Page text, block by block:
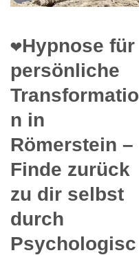
❤️Hypnose für
persönliche
Transformatio
n in
Römerstein –
Finde zurück
zu dir selbst
durch
Psychologisc